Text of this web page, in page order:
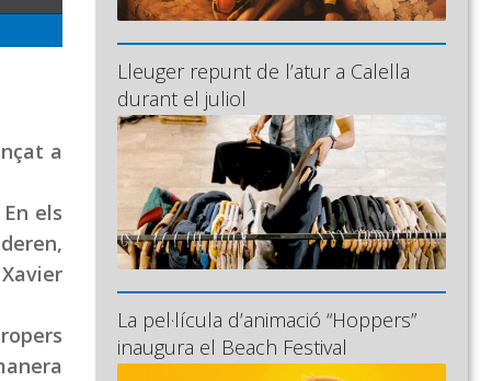
a
els
Lleuger repunt de l’atur a Calella
durant el juliol
La pel·lícula d’animació “Hoppers”
inaugura el Beach Festival